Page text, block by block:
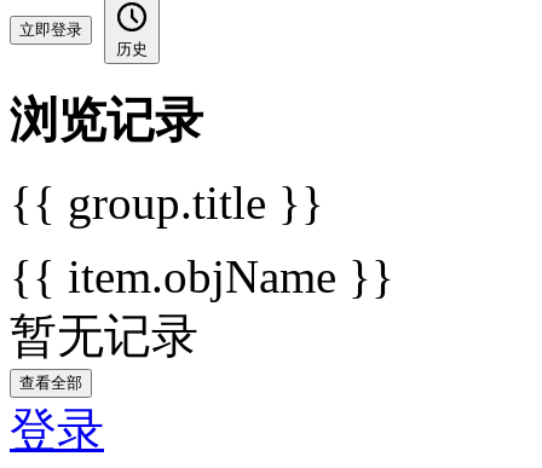
立即登录
历史
浏览记录
{{ group.title }}
{{ item.objName }}
暂无记录
查看全部
登录